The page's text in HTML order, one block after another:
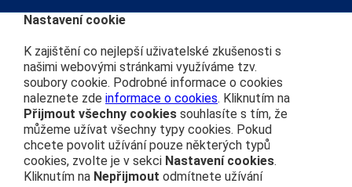
Kontakt na redakci
info@cdprovas.cz
Vydavatel
České dráhy, a.s.
nábřeží Ludvíka Svobody 1222
110 15 Praha 1
Další webové stránky
Můj vláček
ČD nostalgie
Vlakem na výlet
České dráhy
Osobní přeprava
Nastavení cookie
K zajištění co nejlepší uživatelské zkušenosti s
našimi webovými stránkami využíváme tzv.
soubory cookie. Podrobné informace o cookies
naleznete zde informace o cookies. Kliknutím na
Přijmout všechny cookies souhlasíte s tím, že
můžeme užívat všechny typy cookies. Pokud
chcete povolit užívání pouze některých typů
cookies, zvolte je v sekci Nastavení cookies.
Kliknutím na Nepřijmout odmítnete užívání